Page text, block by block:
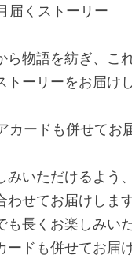
届くストーリー
ら物語を紡ぎ、こ
ーリーをお届けし
カードも併せてお
いただけるよう
せてお届けします
長くお楽しみい
ドも併せてお届け